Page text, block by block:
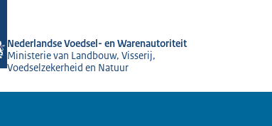
Nederlandse Voedsel- en Warenautoriteit
Ministerie van Landbouw, Visserij,
Voedselzekerheid en Natuur